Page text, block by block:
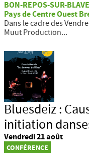
BON-REPOS-SUR-
Pays de Centre Ouest
Dans le cadre des
Muut Production...
Bluesdeiz :
initiation
Vendredi 21 août
CONFÉRENCE